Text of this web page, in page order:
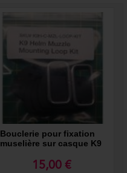
Bouclerie pour fixation
muselière sur casque K9
15,00 €